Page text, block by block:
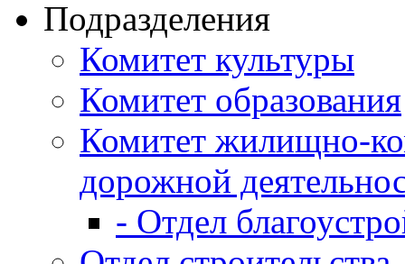
Подразделения
Комитет культуры
Комитет образования
Комитет жилищно-
дорожной
- Отдел